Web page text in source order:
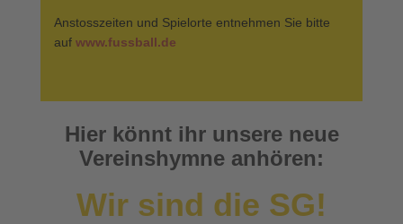
Anstosszeiten und Spielorte entnehmen Sie bitte
auf www.fussball.de
Hier könnt ihr unsere neue
Vereinshymne anhören:
Wir sind die SG!